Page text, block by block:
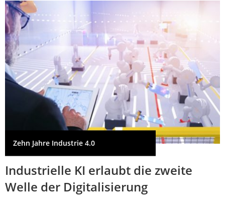
Zehn Jahre Industrie 4.0
Industrielle KI erlaubt die zweite
Welle der Digitalisierung